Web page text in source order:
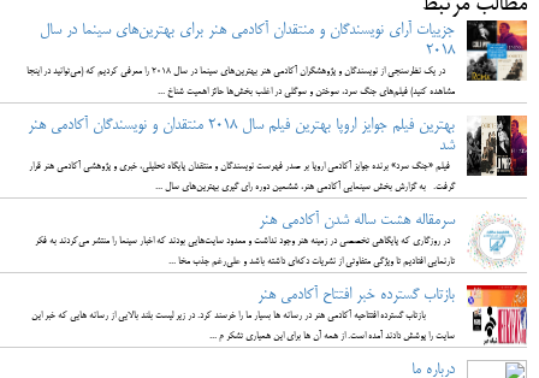
جزییات آرای نویسندگان و منتقدان آکادمی هنر برای بهترین‌های سینما در سال
2018
در یک نظرسنجی از نویسندگان و پژوهشگران آکادمی هنر بهترین‌های سینما در سال 2018 را معرفی کردیم که (می‌توانید در اینجا
مشاهده کنید) فیلم‌های جنگ سرد، سوختن و سوگلی در اغلب بخش‌ها حائز اهمیت شناخ ...
بهترین فیلم جوایز اروپا بهترین فیلم سال 2018 منتقدان و نویسندگان آکادمی هنر
شد
فیلم «جنگ سرد» برنده جوایز آکادمی اروپا بر صدر فهرست نویسندگان و منتقدان پایگاه تحلیلی، خبری و پژوهشی آکادمی هنر قرار
گرفت. به گزارش بخش سینمایی آکادمی هنر، ششمین دوره رای گیری بهترین‌های سال ...
سرمقاله هشت ساله شدن آکادمی هنر
در روزگاری که پایگاهی تخصصی در زمینه هنر وجود نداشت و معدود سایت‌هایی بودند که اخبار سینما را منتشر می‌کردند به فکر
تارنمایی افتادیم تا ویژگی متفاوتی از نشریات دکه‌ای داشته باشد و علی‌رغم جذب مخا ...
بازتاب گسترده خبر افتتاح آکادمی هنر
بازتاب گسترده افتتاحیه آکادمی هنر در رسانه ها بسیار ما را خرسند کرد. در زیر لیست بلند بالایی از رسانه هایی که خبر این
سایت را پوشش دادند آمده است. از همه آن ها برای این همیاری تشکر م ...
درباره ما